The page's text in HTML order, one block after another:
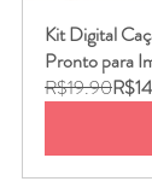
Kit Digital
Pronto para
R$19.90